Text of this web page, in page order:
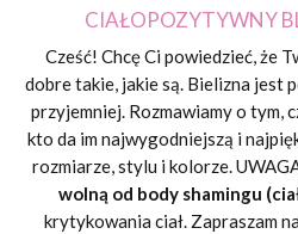
CIAŁOPOZYTYWNY
Cześć! Chcę Ci powiedzieć, że
dobre takie, jakie są. Bielizna jest
przyjemniej. Rozmawiamy o tym,
kto da im najwygodniejszą i
rozmiarze, stylu i kolorze.
wolną od body shamingu
krytykowania ciał. Zapraszam